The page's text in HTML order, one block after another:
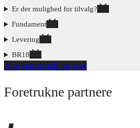
Er der mulighed for tilvalg?
Fundament
Levering
BR18
Alle spørgsmål og svar
Foretrukne partnere